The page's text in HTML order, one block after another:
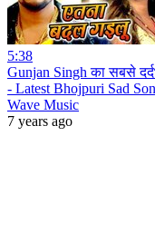
5:38
Gunjan Singh का सबसे
- Latest Bhojpuri Sad
Wave Music
7 years ago